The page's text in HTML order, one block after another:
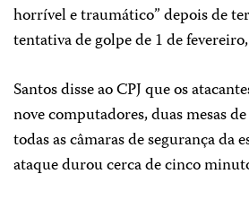
horrível e traumático” depois de
tentativa de golpe de 1 de
Santos disse ao CPJ que os
nove computadores, duas mesas
todas as câmaras de segurança da
ataque durou cerca de cinco